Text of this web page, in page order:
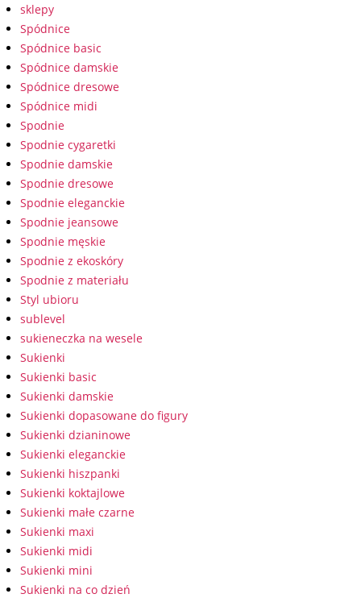
sklepy
Spódnice
Spódnice basic
Spódnice damskie
Spódnice dresowe
Spódnice midi
Spodnie
Spodnie cygaretki
Spodnie damskie
Spodnie dresowe
Spodnie eleganckie
Spodnie jeansowe
Spodnie męskie
Spodnie z ekoskóry
Spodnie z materiału
Styl ubioru
sublevel
sukieneczka na wesele
Sukienki
Sukienki basic
Sukienki damskie
Sukienki dopasowane do figury
Sukienki dzianinowe
Sukienki eleganckie
Sukienki hiszpanki
Sukienki koktajlowe
Sukienki małe czarne
Sukienki maxi
Sukienki midi
Sukienki mini
Sukienki na co dzień